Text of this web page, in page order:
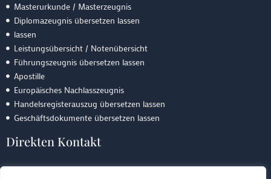
Masterurkunde / Masterzeugnis
Diplomazeugnis übersetzen lassen
lassen
Leistungsübersicht / Notenübersicht
Führungszeugnis übersetzen lassen
Apostille
Europäisches Nachlasszeugnis
Handelsregisterauszug übersetzen lassen
Geschäftsdokumente übersetzen lassen
Direkten Kontakt
Email